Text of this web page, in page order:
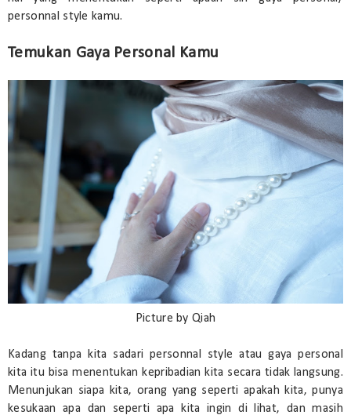
personnal style kamu.
Temukan Gaya Personal Kamu
Picture by Qiah
Kadang tanpa kita sadari personnal style atau gaya personal
kita itu bisa menentukan kepribadian kita secara tidak langsung.
Menunjukan siapa kita, orang yang seperti apakah kita, punya
kesukaan apa dan seperti apa kita ingin di lihat, dan masih